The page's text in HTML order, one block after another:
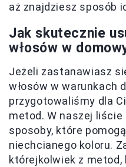
aż znajdziesz sposób
Jak skutecznie
włosów w
Jeżeli zastanawiasz
włosów w warunkach
przygotowaliśmy dla
metod. W naszej
sposoby, które
niechcianego koloru.
którejkolwiek z metod,